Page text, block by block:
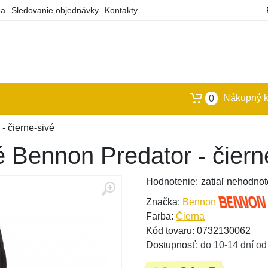
Sledovanie objednávky Kontakty
0 Nákupný
čierne-sivé
Bennon Predator -
Hodnotenie: zatiaľ
Značka: Bennon
Farba: Čierna
Kód tovaru: 0732130062
Dostupnosť: do 10-14 dní